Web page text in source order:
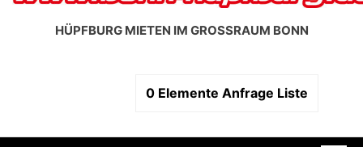
HÜPFBURG MIETEN IM GROSSRAUM BONN
0 Elemente Anfrage Liste